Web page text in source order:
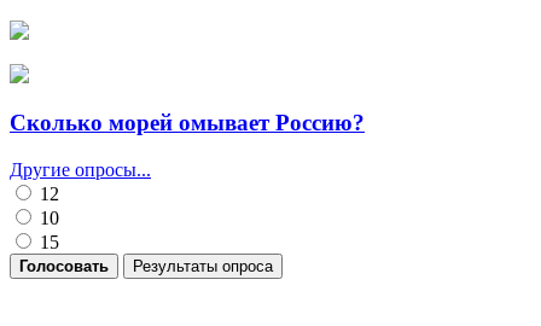
Сколько морей омывает Россию?
Другие опросы...
12
10
15
Голосовать Результаты опроса